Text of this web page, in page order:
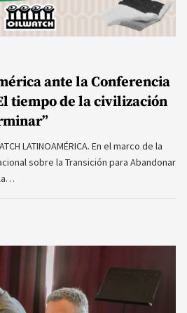
ante la Conferencia
tiempo de la civilización
LATINOAMÉRICA. En el marco de la
sobre la Transición para Abandonar